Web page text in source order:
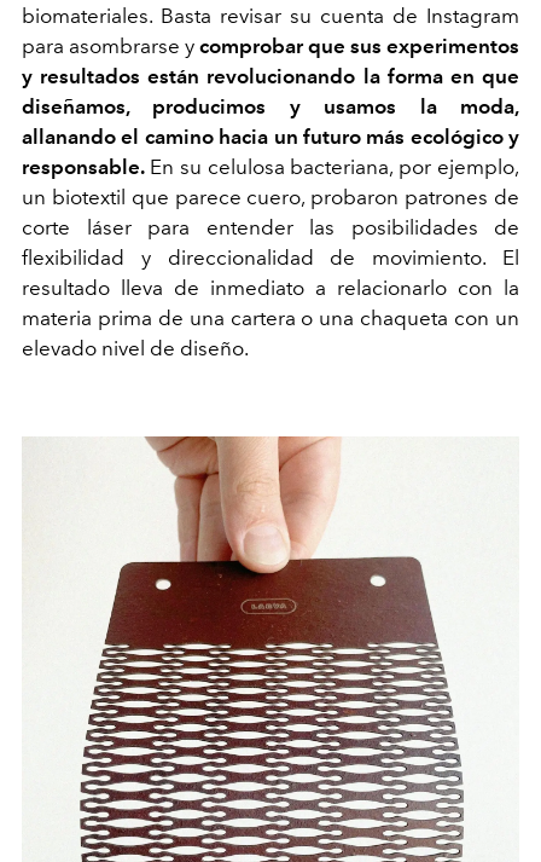
biomateriales. Basta revisar su cuenta de Instagram
para asombrarse y comprobar que sus experimentos
y resultados están revolucionando la forma en que
diseñamos, producimos y usamos la moda,
allanando el camino hacia un futuro más ecológico y
responsable. En su celulosa bacteriana, por ejemplo,
un biotextil que parece cuero, probaron patrones de
corte láser para entender las posibilidades de
flexibilidad y direccionalidad de movimiento. El
resultado lleva de inmediato a relacionarlo con la
materia prima de una cartera o una chaqueta con un
elevado nivel de diseño.